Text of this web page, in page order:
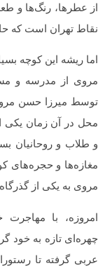
از عطرها، رنگ‌ها و
نقاط تهران است که
اما ریشه این کوچه
مروی از مدرسه و
توسط میرزا حسن
محل در آن زمان یکی
و طلاب و روحانیان
مغازه‌ها و
مروی به یکی از
امروزه، با مهاجرت
چهره‌ای تازه به خود
عربی گرفته تا